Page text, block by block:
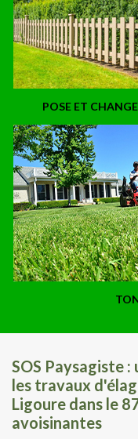
POSE ET
SOS Paysagiste
les travaux
Ligoure dans le
avoisinantes